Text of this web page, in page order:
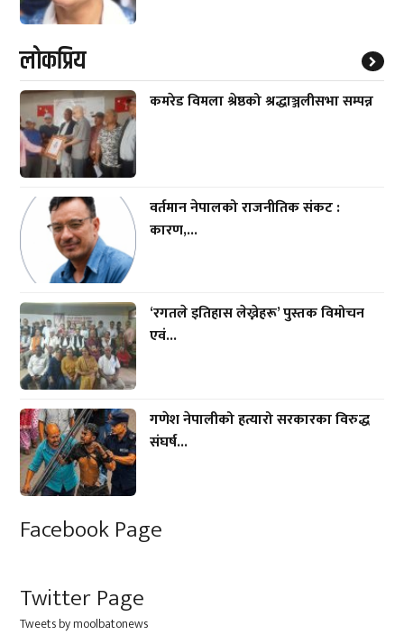
लाेकप्रिय
कमरेड विमला श्रेष्ठको श्रद्धाञ्जलीसभा सम्पन्न
वर्तमान नेपालको राजनीतिक संकट :
कारण,...
‘रगतले इतिहास लेख्नेहरू’ पुस्तक विमोचन
एवं...
गणेश नेपालीको हत्यारो सरकारका विरुद्ध
संघर्ष...
Facebook Page
Twitter Page
Tweets by moolbatonews